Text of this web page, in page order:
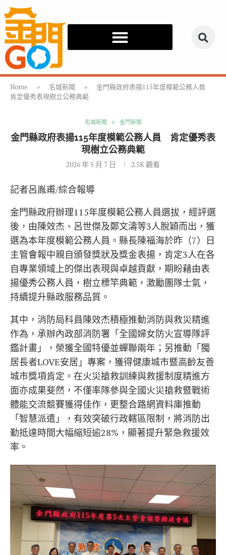
Home » 名城新聞 »
金門縣政府表揚115年度模範公務人員
肯定優秀表現樹立公務典範
名城新聞 金門新聞
金門縣政府表揚115年度模範公務人員 肯定優秀表
現樹立公務典範
2026 年 5 月 7 日 2.5K觀看
記者呂胤甫/綜合報導
金門縣政府辦理115年度模範公務人員選拔，經評選
後，由陳效杰 、 呂世傑及鄭文濤等3人脫穎而出，獲
選為本年度模範公務人員。縣長陳福海於昨（7）日
主管會報中親自頒發獎狀及獎金表揚，肯定3人在各
自專業領域上的傑出表現與卓越貢獻，期盼藉由表
揚優秀公務人員，樹立標竿典範，激勵團隊士氣，
持續提升縣政服務品質。
其中，消防局科員陳效杰積極推動消防與救災精進
作為，承辦內政部消防署 「全國婦女防火宣導隊評
鑑計畫」，榮獲全國特優並蟬聯兩年；另推動「獨
居長者LOVE安居」專案，獲得健康城市暨高齡友善
城市獎項肯定。在火災搶救訓練與救援制度精進方
面亦成果斐然，不僅率隊參與全國火災搶救暨戰術
體能交流競賽獲得佳作，更整合路網資料庫推動
「智慧派遣」，有效突破行政轄區限制，將消防出
勤抵達時間大幅縮短逾28%，顯著提升緊急救援效
率。